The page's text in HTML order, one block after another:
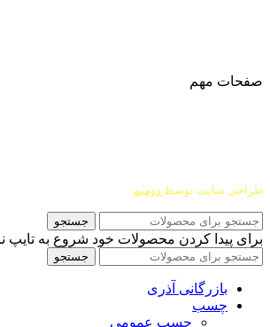
صفحات مهم
طراحی سایت توسط دومیم
جستجو
برای پیدا کردن محصولات خود شروع به تایپ
جستجو
بازرگانی آذری
چسب
چسب عمومی